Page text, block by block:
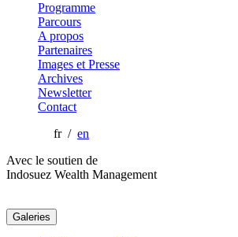
Programme
Parcours
A propos
Partenaires
Images et Presse
Archives
Newsletter
Contact
fr / en
Avec le soutien de
Indosuez Wealth Management
Galeries